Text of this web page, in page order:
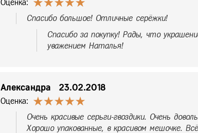
Оценка:
Спасибо большое! Отличные серёжки!
Спасибо за покупку! Рады, что
уважением Наталья!
Александра 23.02.2018
Оценка:
Очень красивые серьги-гвоздики. Очень
Хорошо упакованные, в красивом мешочке.